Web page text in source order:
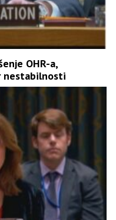
OHR-a,
nestabilnosti